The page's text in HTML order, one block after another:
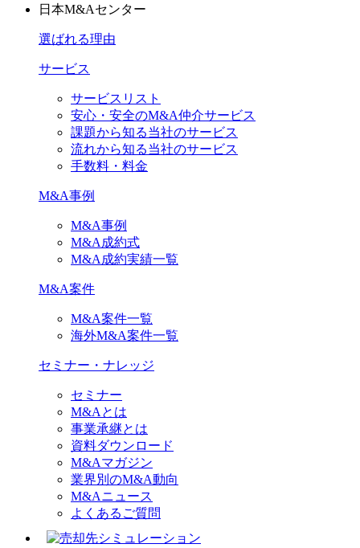
日本M&Aセンター
選ばれる理由
サービス
サービスリスト
安心・安全のM&A仲介サービス
課題から知る当社のサービス
流れから知る当社のサービス
手数料・料金
M&A事例
M&A事例
M&A成約式
M&A成約実績一覧
M&A案件
M&A案件一覧
海外M&A案件一覧
セミナー・ナレッジ
セミナー
M&Aとは
事業承継とは
資料ダウンロード
M&Aマガジン
業界別のM&A動向
M&Aニュース
よくあるご質問